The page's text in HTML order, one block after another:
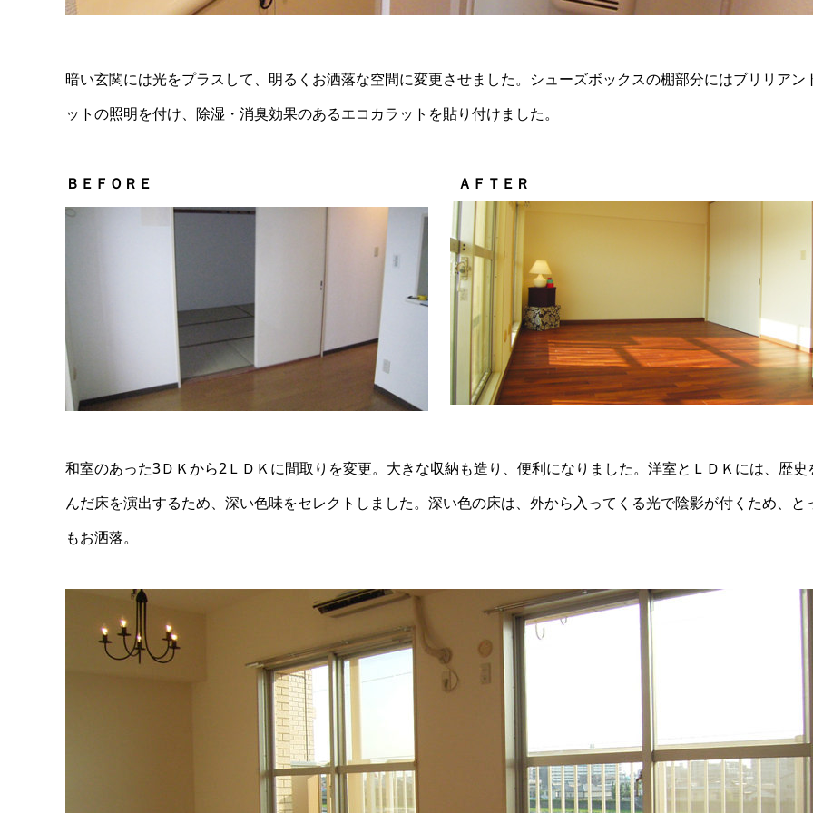
暗い玄関には光をプラスして、明るくお洒落な空間に変更させました。シューズボックスの棚部分にはブリリアン
ットの照明を付け、除湿・消臭効果のあるエコカラットを貼り付けました。
ＢＥＦＯＲＥ ＡＦＴＥＲ
和室のあった3ＤＫから2ＬＤＫに間取りを変更。大きな収納も造り、便利になりました。洋室とＬＤＫには、歴史
んだ床を演出するため、深い色味をセレクトしました。深い色の床は、外から入ってくる光で陰影が付くため、と
もお洒落。